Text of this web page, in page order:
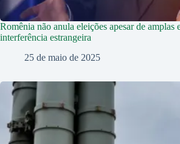
Romênia não anula eleições apesar de amplas
interferência estrangeira
25 de maio de 2025